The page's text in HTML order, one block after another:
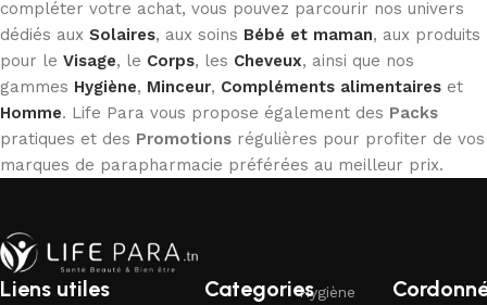
compléter votre achat, vous pouvez parcourir nos univers
dédiés aux Solaires, aux soins Bébé et maman, aux produits
pour le Visage, le Corps, les Cheveux, ainsi que nos
gammes Hygiène, Minceur, Compléments alimentaires et
Homme. Life Para vous propose également des Packs
pratiques et des Promotions régulières pour profiter de vos
marques de parapharmacie préférées au meilleur prix.
Liens utiles CategoriesHygiène